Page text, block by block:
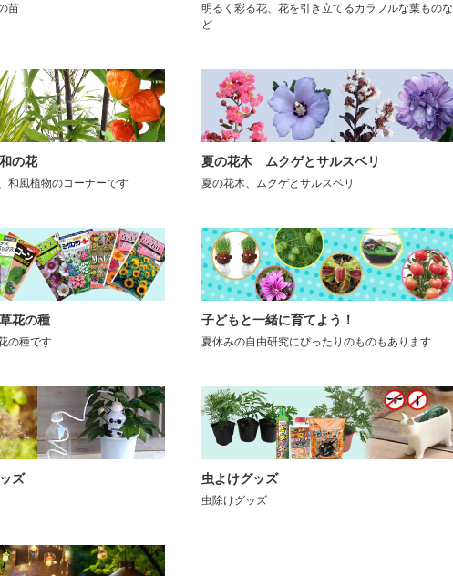
苗
明るく彩る花、花を引き立てるカラフルな葉ものな
ど
の花
和風植物のコーナーです
夏の花木 ムクゲとサルスベリ
夏の花木、ムクゲとサルスベリ
花の種
の種です
子どもと一緒に育てよう！
夏休みの自由研究にぴったりのものもあります
ズ 虫よけグッズ
虫除けグッズ